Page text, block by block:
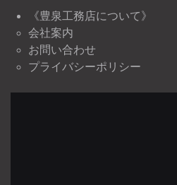
《豊泉工務店について》
会社案内
お問い合わせ
プライバシーポリシー